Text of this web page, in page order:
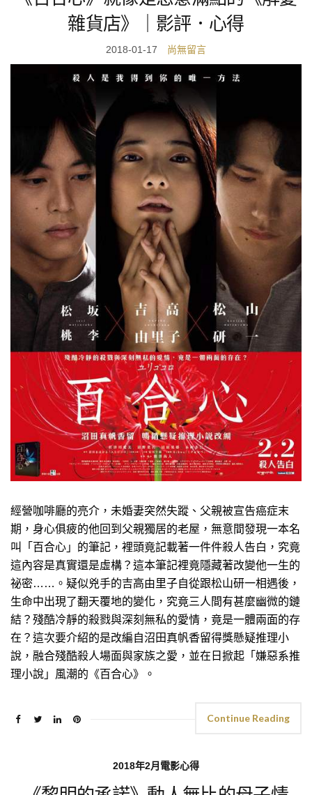
雜貨店》｜影評．心得
2018-01-17 尚無留言
經營咖啡廳的亮介，未婚妻突然失蹤、父親被宣告癌症末
期，身心俱疲的他回到父親獨居的老屋，無意間發現一本名
叫「百合心」的筆記，裡頭竟記載著一件件殺人告白，究竟
這內容是真實還是虛構？這本筆記裡竟隱藏著改變他一生的
祕密……。疑似兇手的吉高由里子自從跟松山研一相遇後，
生命中出現了翻天覆地的變化，究竟三人間有甚麼幽微的鏈
結？殘酷冷靜的殺戮與深刻無私的愛情，竟是一體兩面的存
在？這次要介紹的是改編自沼田真帆香留得獎懸疑推理小
說，融合殘酷殺人場面與家族之愛，並在日掀起「嫌惡系推
理小說」風潮的《百合心》。
Continue Reading
2018年2月電影心得